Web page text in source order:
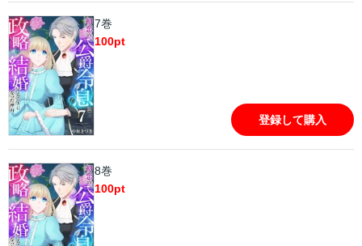
7巻
100pt
登録して購入
8巻
100pt